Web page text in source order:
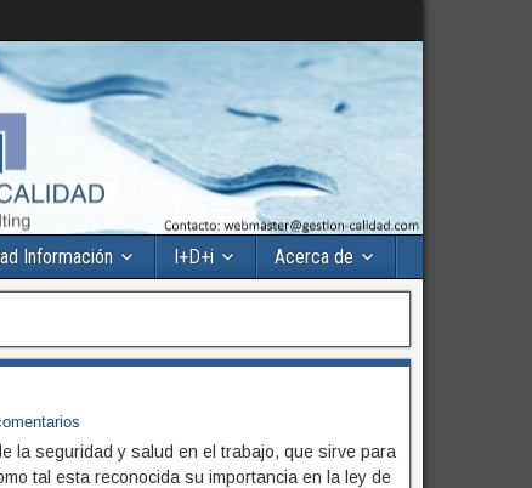
Información I+D+i Acerca de
la seguridad y salud en el trabajo, que sirve para
tal esta reconocida su importancia en la ley de